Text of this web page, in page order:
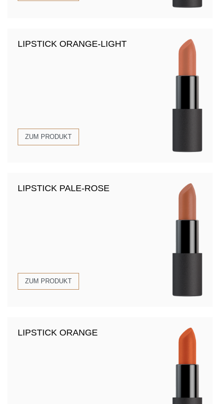
LIPSTICK ORANGE-LIGHT
ZUM PRODUKT
LIPSTICK PALE-ROSE
ZUM PRODUKT
LIPSTICK ORANGE